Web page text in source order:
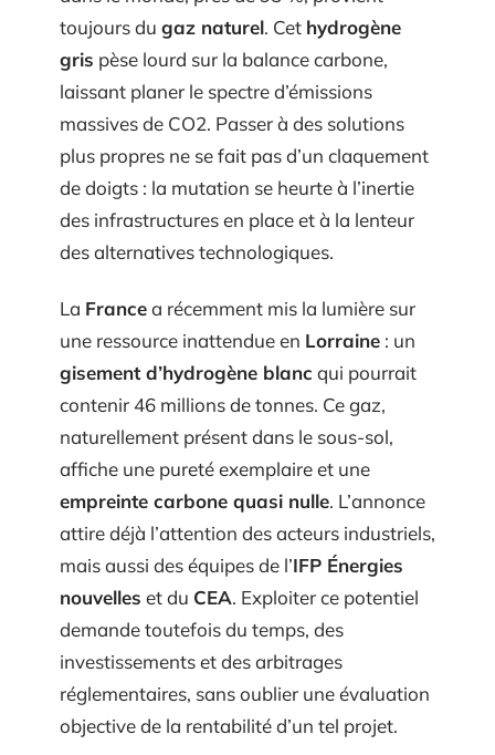
toujours du gaz naturel. Cet hydrogène
gris pèse lourd sur la balance carbone,
laissant planer le spectre d’émissions
massives de CO2. Passer à des solutions
plus propres ne se fait pas d’un claquement
de doigts : la mutation se heurte à l’inertie
des infrastructures en place et à la lenteur
des alternatives technologiques.
La Francea récemment mis la lumière sur
une ressource inattendue en Lorraine : un
gisement d’hydrogène blanc qui pourrait
contenir 46 millions de tonnes. Ce gaz,
naturellement présent dans le sous-sol,
affiche une pureté exemplaire et une
empreinte carbone quasi nulle. L’annonce
attire déjà l’attention des acteurs industriels,
mais aussi des équipes de l’IFP Énergies
nouvelles et du CEA. Exploiter ce potentiel
demande toutefois du temps, des
investissements et des arbitrages
réglementaires, sans oublier une évaluation
objective de la rentabilité d’un tel projet.